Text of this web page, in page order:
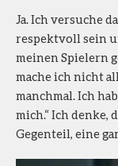
Ja. Ich versuche
respektvoll sein
meinen Spielern
mache ich nicht
manchmal. Ich
mich.“ Ich denke,
Gegenteil, eine